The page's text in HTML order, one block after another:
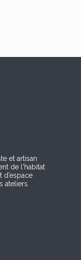
et artisan
de l'habitat
d’espace
ateliers.